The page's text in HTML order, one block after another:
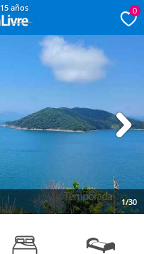
15 años 0
1/30